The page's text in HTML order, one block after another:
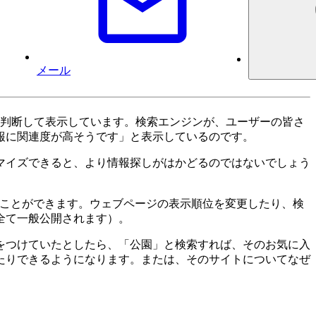
メール
断して表示しています。検索エンジンが、ユーザーの皆さ
関連度が高そうです」と表示しているのです。
ズできると、より情報探しがはかどるのではないでしょう
とができます。ウェブページの表示順位を変更したり、検
一般公開されます）。
けていたとしたら、「公園」と検索すれば、そのお気に入
できるようになります。または、そのサイトについてなぜ